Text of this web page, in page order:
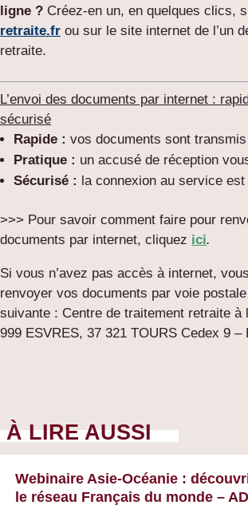
ligne ? Créez-en un, en quelques clics,
retraite.fr ou sur le site internet de l’un
retraite.
L’envoi des documents par internet :
sécurisé
Rapide : vos documents sont
Pratique : un accusé de réception
Sécurisé : la connexion au service est
>>> Pour savoir comment faire pour
documents par internet, cliquez ici.
Si vous n’avez pas accès à internet,
renvoyer vos documents par voie postale
suivante : Centre de traitement retraite à
999 ESVRES, 37 321 TOURS Cedex 9 –
À LIRE AUSSI
Webinaire Asie-Océanie :
le réseau Français du monde –